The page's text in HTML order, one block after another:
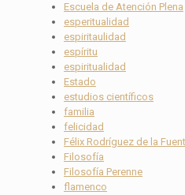
Escuela de Atención Plena
esperitualidad
espiritaulidad
espíritu
espiritualidad
Estado
estudios científicos
familia
felicidad
Félix Rodríguez de la
Filosofía
Filosofía Perenne
flamenco